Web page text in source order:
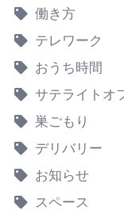
働き方
テレワーク
おうち時間
サテライトオ
巣ごもり
デリバリー
お知らせ
スペース